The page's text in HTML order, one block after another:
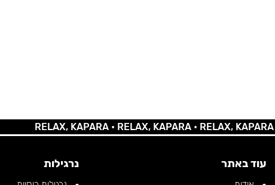
RELAX, KAPARA •RELAX, KAPARA •RELAX, KAPARA •
עוד באתר נרגילות